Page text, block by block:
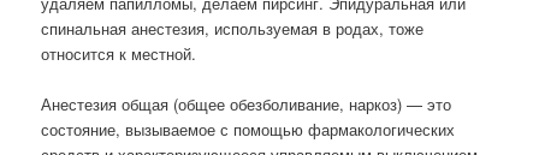
спинальная анестезия, используемая в родах, тоже
относится к местной.
Анестезия общая (общее обезболивание, наркоз) — это
состояние, вызываемое с помощью фармакологических